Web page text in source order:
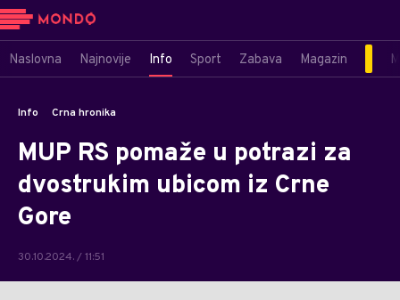
Naslovna Najnovije Info Sport Zabava Magazin
Info Crna hronika
MUP RS pomaže u potrazi za
dvostrukim ubicom iz Crne
Gore
30.10.2024. / 11:51